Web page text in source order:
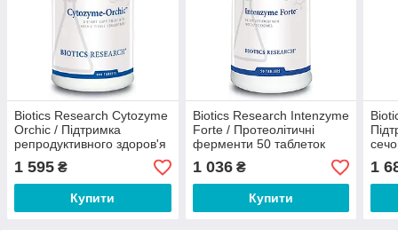
Biotics Research Cytozyme
Orchic / Підтримка
репродуктивного здоров'я
чоловіків та жінок 100
таблеток
1 595 ₴
Купити
Biotics Research Intenzyme
Forte / Протеолітичні
ферменти 50 таблеток
1 036₴
Купити
1